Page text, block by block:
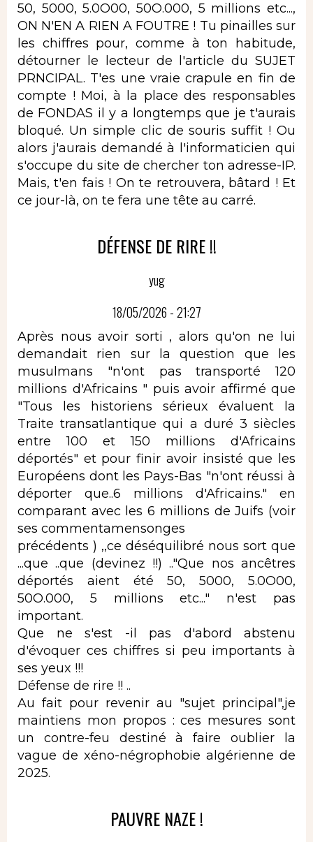
50, 5000, 5.0O00, 50O.000, 5 millions etc...,
ON N'EN A RIEN A FOUTRE ! Tu pinailles sur
les chiffres pour, comme à ton habitude,
détourner le lecteur de l'article du SUJET
PRNCIPAL. T'es une vraie crapule en fin de
compte ! Moi, à la place des responsables
de FONDAS il y a longtemps que je t'aurais
bloqué. Un simple clic de souris suffit ! Ou
alors j'aurais demandé à l'informaticien qui
s'occupe du site de chercher ton adresse-IP.
Mais, t'en fais ! On te retrouvera, bâtard ! Et
ce jour-là, on te fera une tête au carré.
DÉFENSE DE RIRE !!
yug
18/05/2026 - 21:27
Après nous avoir sorti , alors qu'on ne lui
demandait rien sur la question que les
musulmans "n'ont pas transporté 120
millions d'Africains " puis avoir affirmé que
"Tous les historiens sérieux évaluent la
Traite transatlantique qui a duré 3 siècles
entre 100 et 150 millions d'Africains
déportés" et pour finir avoir insisté que les
Européens dont les Pays-Bas "n'ont réussi à
déporter que..6 millions d'Africains." en
comparant avec les 6 millions de Juifs (voir
ses commentamensonges
précédents ) ,,ce déséquilibré nous sort que
...que ..que (devinez !!) .."Que nos ancêtres
déportés aient été 50, 5000, 5.0O00,
50O.000, 5 millions etc..." n'est pas
important.
Que ne s'est -il pas d'abord abstenu
d'évoquer ces chiffres si peu importants à
ses yeux !!!
Défense de rire !! ..
Au fait pour revenir au "sujet principal",je
maintiens mon propos : ces mesures sont
un contre-feu destiné à faire oublier la
vague de xéno-négrophobie algérienne de
2025.
PAUVRE NAZE !